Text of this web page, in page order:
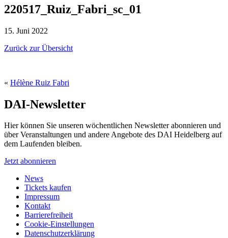
220517_Ruiz_Fabri_sc_01
15. Juni 2022
Zurück zur Übersicht
« Hélène Ruiz Fabri
DAI-Newsletter
Hier können Sie unseren wöchentlichen Newsletter abonnieren und
über Veranstaltungen und andere Angebote des DAI Heidelberg auf
dem Laufenden bleiben.
Jetzt abonnieren
News
Tickets kaufen
Impressum
Kontakt
Barrierefreiheit
Cookie-Einstellungen
Datenschutzerklärung